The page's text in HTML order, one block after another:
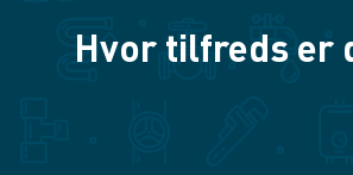
Hvor tilfreds er